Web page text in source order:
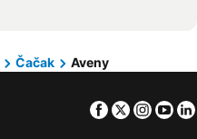
Čačak Aveny
Facebook
Twitter